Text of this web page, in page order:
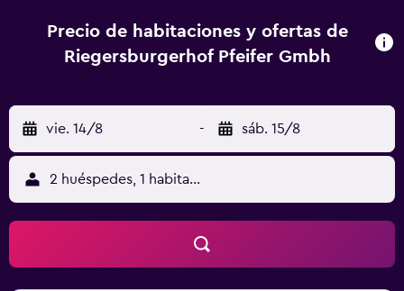
servicio de alquiler de coches. La estación de Hatzendorf
está a 7 km y Feldbach se encuentra a 10 minutos en
Precio de habitaciones y ofertas de
Riegersburgerhof Pfeifer Gmbh
vie. 14/8 - sáb. 15/8
2 huéspedes, 1 habitación